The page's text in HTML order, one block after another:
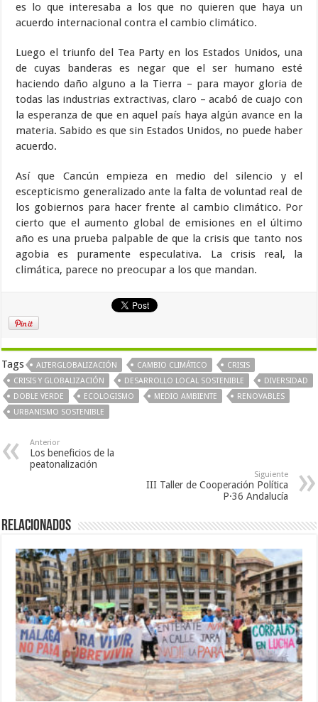
es lo que interesaba a los que no quieren que haya un
acuerdo internacional contra el cambio climático.
Luego el triunfo del Tea Party en los Estados Unidos, una
de cuyas banderas es negar que el ser humano esté
haciendo daño alguno a la Tierra – para mayor gloria de
todas las industrias extractivas, claro – acabó de cuajo con
la esperanza de que en aquel país haya algún avance en la
materia. Sabido es que sin Estados Unidos, no puede haber
acuerdo.
Así que Cancún empieza en medio del silencio y el
escepticismo generalizado ante la falta de voluntad real de
los gobiernos para hacer frente al cambio climático. Por
cierto que el aumento global de emisiones en el último
año es una prueba palpable de que la crisis que tanto nos
agobia es puramente especulativa. La crisis real, la
climática, parece no preocupar a los que mandan.
Tags ALTERGLOBALIZACIÓN CAMBIO CLIMÁTICO
CRISIS
CRISIS Y GLOBALIZACIÓN
DESARROLLO LOCAL SOSTENIBLE
DIVERSIDAD
DOBLE VERDE
ECOLOGISMO MEDIO AMBIENTE
RENOVABLES
URBANISMO SOSTENIBLE
Anterior
Los beneficios de la
peatonalización
Siguiente
III Taller de Cooperación Política
P·36 Andalucía
Relacionados